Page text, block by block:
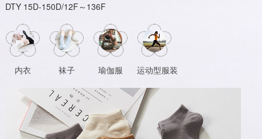
DTY 15D-150D/12F～136F
内衣 袜子 瑜伽服 运动型服装